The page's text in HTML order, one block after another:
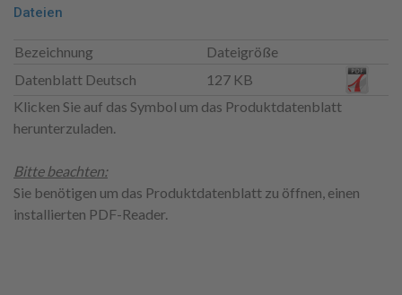
Dateien
Bezeichnung
Dateigröße
Datenblatt Deutsch
127 KB
Klicken Sie auf das Symbol um das Produktdatenblatt
herunterzuladen.
Bitte beachten:
Sie benötigen um das Produktdatenblatt zu öffnen, einen
installierten PDF-Reader.